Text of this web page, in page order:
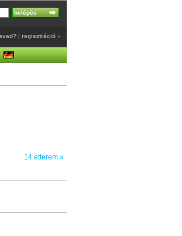
| regisztráció »
14 étterem »